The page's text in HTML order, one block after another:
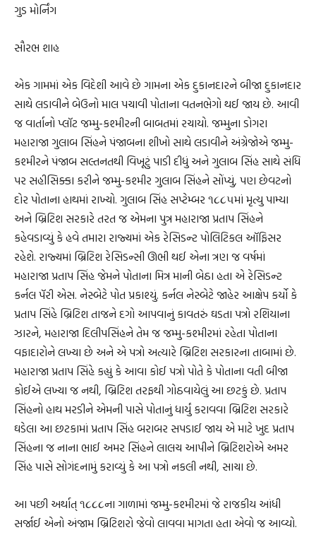
ગુડ મોર્નિંગ
સૌરભ શાહ
એક ગામમાં એક વિદેશી આવે છે ગામના એક દુકાનદારને બીજા દુકાનદાર
સાથે લડાવીને બેઉનો માલ પચાવી પોતાના વતનભેગો થઈ જાય છે. આવી
જ વાર્તાનો પ્લૉટ જમ્મુ-કશ્મીરની બાબતમાં રચાયો. જમ્મુના ડોગરા
મહારાજા ગુલાબ સિંહને પંજાબના શીખો સાથે લડાવીને અંગ્રેજોએ જમ્મુ-
કશ્મીરને પંજાબ સલ્તનતથી વિખૂટું પાડી દીધું અને ગુલાબ સિંહ સાથે સંધિ
પર સહીસિક્કા કરીને જમ્મુ-કશ્મીર ગુલાબ સિંહને સોંપ્યું, પણ છેવટનો
દોર પોતાના હાથમાં રાખ્યો. ગુલાબ સિંહ સપ્ટેમ્બર ૧૮૮૫માં મૃત્યુ પામ્યા
અને બ્રિટિશ સરકારે તરત જ એમના પુત્ર મહારાજા પ્રતાપ સિંહને
કહેવડાવ્યું કે હવે તમારા રાજ્યમાં એક રેસિડન્ટ પોલિટિકલ ઑફિસર
રહેશે. રાજ્યમાં બ્રિટિશ રેસિડન્સી ઊભી થઈ એના ત્રણ જ વર્ષમાં
મહારાજા પ્રતાપ સિંહ જેમને પોતાના મિત્ર માની બેઠા હતા એ રેસિડન્ટ
કર્નલ પૅરી એસ. નેસ્બેટે પોત પ્રકાશ્યું. કર્નલ નેસ્બેટે જાહેર આક્ષેપ કર્યો કે
પ્રતાપ સિંહે બ્રિટિશ તાજને દગો આપવાનું કાવતરું ઘડતા પત્રો રશિયાના
ઝારને, મહારાજા દિલીપસિંહને તેમ જ જમ્મુ-કશ્મીરમાં રહેતા પોતાના
વફાદારોને લખ્યા છે અને એ પત્રો અત્યારે બ્રિટિશ સરકારના તાબામાં છે.
મહારાજા પ્રતાપ સિંહે કહ્યું કે આવા કોઈ પત્રો પોતે કે પોતાના વતી બીજા
કોઈએ લખ્યા જ નથી, બ્રિટિશ તરફથી ગોઠવાયેલું આ છટકું છે. પ્રતાપ
સિંહનો હાથ મરડીને એમની પાસે પોતાનું ધાર્યું કરાવવા બ્રિટિશ સરકારે
ઘડેલા આ છટકામાં પ્રતાપ સિંહ બરાબર સપડાઈ જાય એ માટે ખુદ પ્રતાપ
સિંહના જ નાના ભાઈ અમર સિંહને લાલચ આપીને બ્રિટિશરોએ અમર
સિંહ પાસે સોગંદનામું કરાવ્યું કે આ પત્રો નકલી નથી, સાચા છે.
આ પછી અર્થાત્ ૧૮૮૮ના ગાળામાં જમ્મુ-કશ્મીરમાં જે રાજકીય આંધી
સર્જાઈ એનો અંજામ બ્રિટિશરો જેવો લાવવા માગતા હતા એવો જ આવ્યો.